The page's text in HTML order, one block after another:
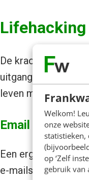
Welkom!
onze
op ‘Zelf
gebruik van
De kracht van het
uitgangspunt van
leven makkelijker
Email &
Een erg handige
e-mails naar